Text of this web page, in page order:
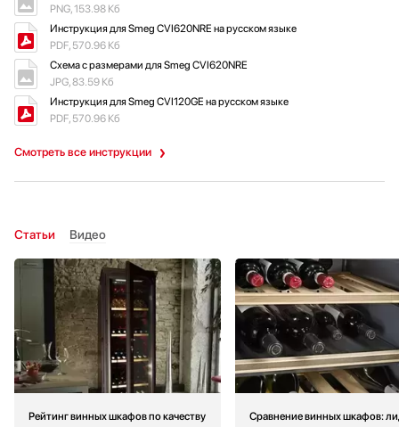
Смотреть все инструкции
PNG, 153.98 Кб
Инструкция для Smeg CVI620NRE на русском языке
PDF, 570.96 Кб
Схема с размерами для Smeg CVI620NRE
JPG, 83.59 Кб
Инструкция для Smeg CVI120GE на русском языке
PDF, 570.96 Кб
Статьи Видео
Рейтинг винных шкафов по качеству
Сравнение винных шкафов: